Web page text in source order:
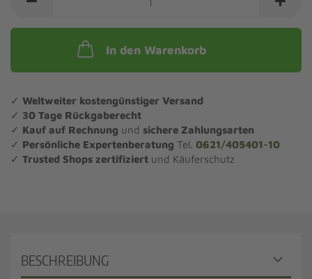
In den Warenkorb
✓ Weltweiter kostengünstiger Versand
✓ 30 Tage Rückgaberecht
✓ Kauf auf Rechnung und sichere Zahlungsarten
✓ Persönliche Expertenberatung Tel. 0621/405401-10
✓ Trusted Shops zertifiziert und Käuferschutz
BESCHREIBUNG